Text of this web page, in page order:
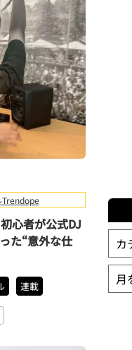
Trendope
心者が公式DJ
た“意外な仕
連載